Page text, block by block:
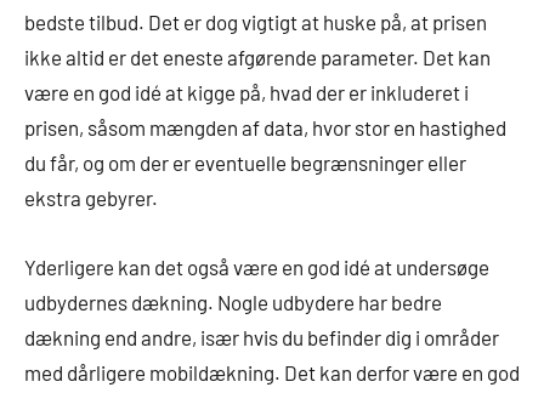
bedste tilbud. Det er dog vigtigt at huske på, at prisen
ikke altid er det eneste afgørende parameter. Det kan
være en god idé at kigge på, hvad der er inkluderet i
prisen, såsom mængden af data, hvor stor en hastighed
du får, og om der er eventuelle begrænsninger eller
ekstra gebyrer.
Yderligere kan det også være en god idé at undersøge
udbydernes dækning. Nogle udbydere har bedre
dækning end andre, især hvis du befinder dig i områder
med dårligere mobildækning. Det kan derfor være en god